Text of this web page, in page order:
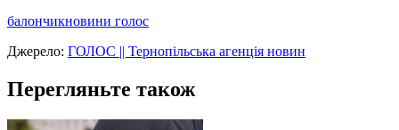
балончикновини голос
Джерело: ГОЛОС || Тернопільська агенція новин
Перегляньте також